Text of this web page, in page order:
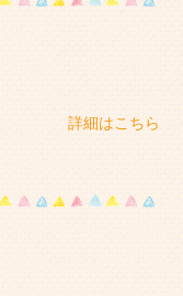
詳細はこちら